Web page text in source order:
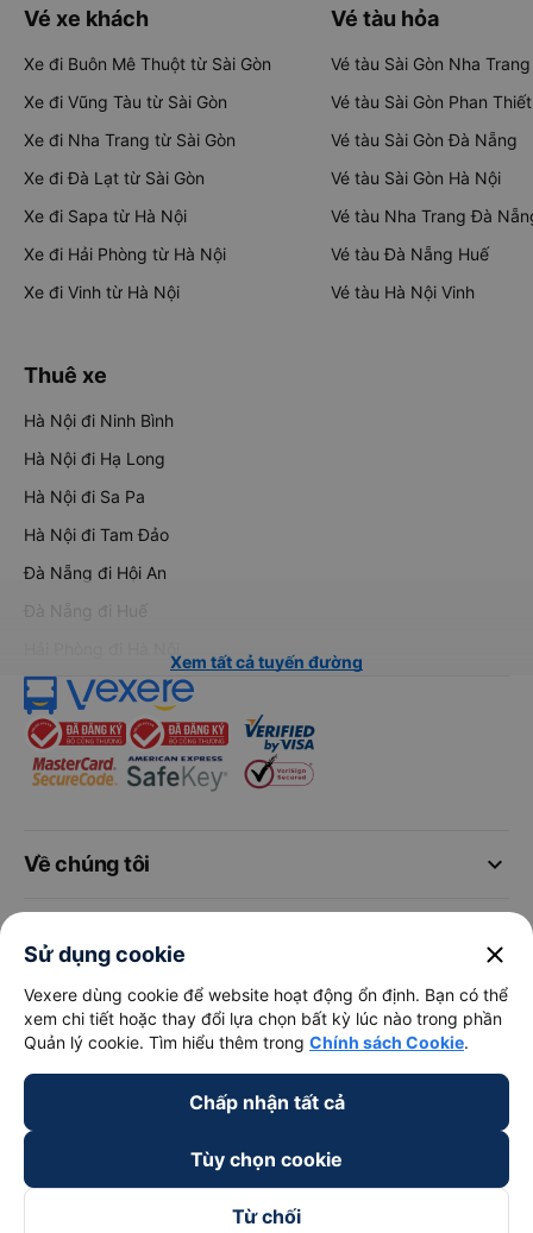
Vé xe khách
Xe đi Buôn Mê Thuột từ Sài Gòn
Xe đi Vũng Tàu từ Sài Gòn
Xe đi Nha Trang từ Sài Gòn
Xe đi Đà Lạt từ Sài Gòn
Xe đi Sapa từ Hà Nội
Xe đi Hải Phòng từ Hà Nội
Xe đi Vinh từ Hà Nội
Vé tàu hỏa
Vé tàu Sài Gòn Nha Trang
Vé tàu Sài Gòn Phan Thiết
Vé tàu Sài Gòn Đà Nẵng
Vé tàu Sài Gòn Hà Nội
Vé tàu Nha Trang Đà
Vé tàu Đà Nẵng Huế
Vé tàu Hà Nội Vinh
Thuê xe
Hà Nội đi Ninh Bình
Hà Nội đi Hạ Long
Hà Nội đi Sa Pa
Hà Nội đi Tam Đảo
Đà Nẵng đi Hội An
Đà Nẵng đi Huế
Xem tất cả tuyến đường
keyboard_arrow_down
Về chúng tôi
keyboard_arrow_down
Trở thành đối tác
Sử dụng cookie close
Vexere dùng cookie để website hoạt động ổn định. Bạn có thể
xem chi tiết hoặc thay đổi lựa chọn bất kỳ lúc nào trong phần
Quản lý cookie. Tìm hiểu thêm trong Chính sách Cookie.
Chấp nhận tất cả
Tùy chọn cookie
Từ chối